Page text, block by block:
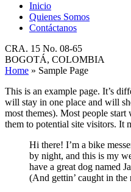
Inicio
Quienes Somos
Contáctanos
CRA. 15 No. 08-65
BOGOTÁ, COLOMBIA
Home » Sample Page
This is an example page. It’s
will stay in one place and will
most themes). Most people
them to potential site visitors. It
Hi there! I’m a bike
by night, and this is my
have a great dog named
(And gettin’ caught in the